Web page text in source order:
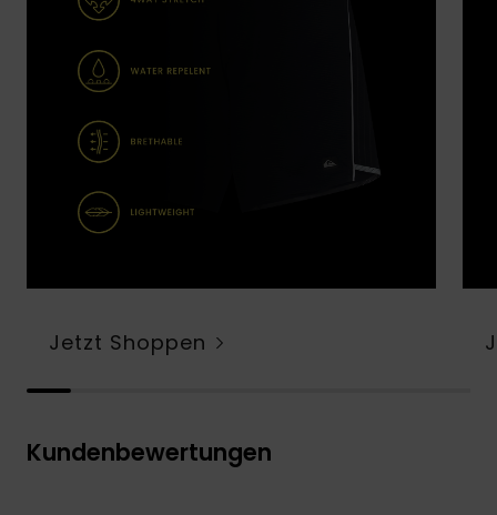
Jetzt Shoppen
Kundenbewertungen